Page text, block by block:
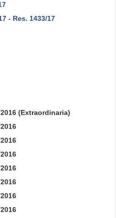
- Res. 1433/17
(Extraordinaria)